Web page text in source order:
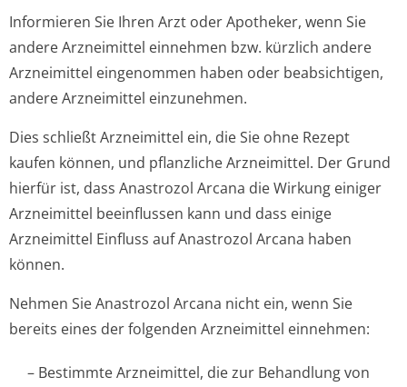
Informieren Sie Ihren Arzt oder Apotheker, wenn Sie
andere Arzneimittel einnehmen bzw. kürzlich andere
Arzneimittel eingenommen haben oder beabsichtigen,
andere Arzneimittel einzunehmen.
Dies schließt Arzneimittel ein, die Sie ohne Rezept
kaufen können, und pflanzliche Arzneimittel. Der Grund
hierfür ist, dass Anastrozol Arcana die Wirkung einiger
Arzneimittel beeinflussen kann und dass einige
Arzneimittel Einfluss auf Anastrozol Arcana haben
können.
Nehmen Sie Anastrozol Arcana nicht ein, wenn Sie
bereits eines der folgenden Arzneimittel einnehmen:
– Bestimmte Arzneimittel, die zur Behandlung von